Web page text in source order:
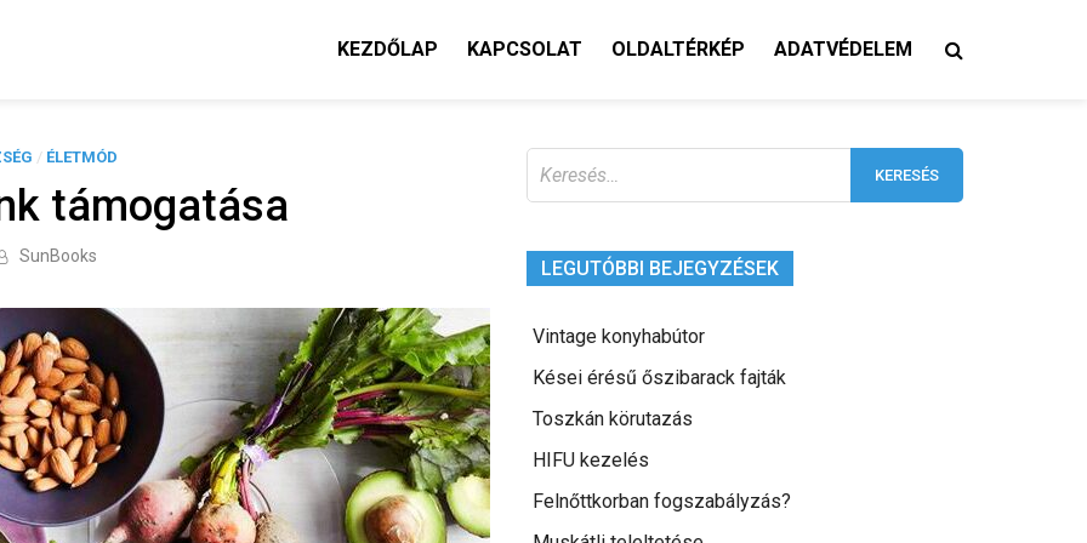
KEZDŐLAP KAPCSOLAT OLDALTÉRKÉP ADATVÉDELEM
/ ÉLETMÓD
támogatása
SunBooks
LEGUTÓBBI BEJEGYZÉSEK
Vintage konyhabútor
Kései érésű őszibarack fajták
Toszkán körutazás
HIFU kezelés
Felnőttkorban fogszabályzás?